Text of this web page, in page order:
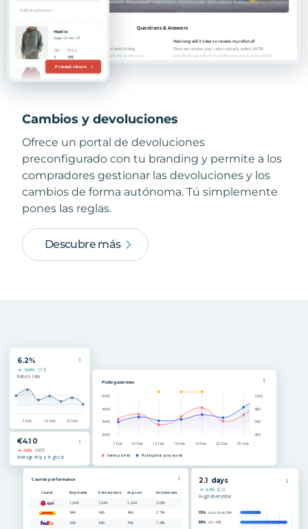
Cambios y devoluciones
Ofrece un portal de devoluciones
preconfigurado con tu branding y permite a los
compradores gestionar las devoluciones y los
cambios de forma autónoma. Tú simplemente
pones las reglas.
Descubre más